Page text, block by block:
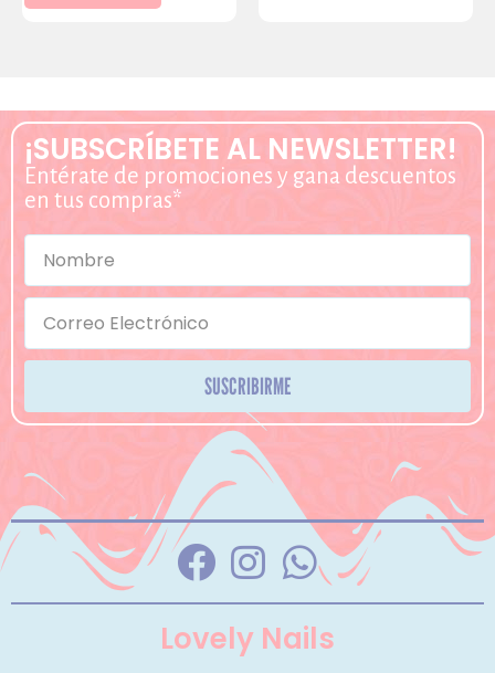
¡SUBSCRÍBETE AL NEWSLETTER!
Entérate de promociones y gana descuentos
en tus compras*
SUSCRIBIRME
Lovely Nails